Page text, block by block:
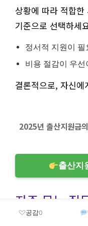
상황에 따라 적합
기준으로 선택하세
정서적 지원이 필
비용 절감이 우선
결론적으로, 자신
2025년 출산지원금
출산지
자주 묻는 질
공감0